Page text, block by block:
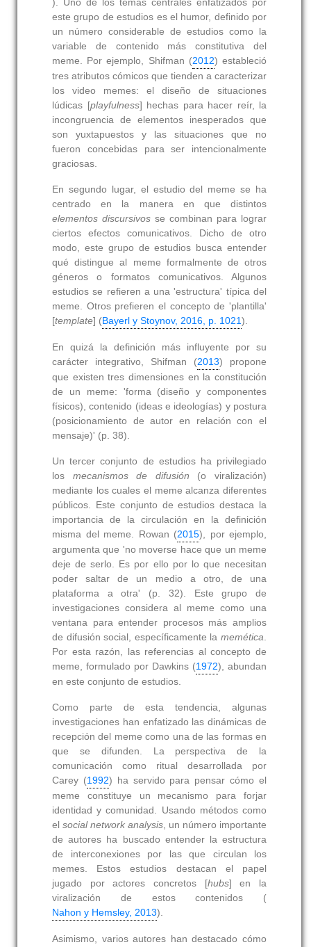
este grupo de estudios es el humor, definido por
un número considerable de estudios como la
variable de contenido más constitutiva del
meme. Por ejemplo, Shifman (2012) estableció
tres atributos cómicos que tienden a caracterizar
los video memes: el diseño de situaciones
lúdicas [playfulness] hechas para hacer reír, la
incongruencia de elementos inesperados que
son yuxtapuestos y las situaciones que no
fueron concebidas para ser intencionalmente
graciosas.
En segundo lugar, el estudio del meme se ha
centrado en la manera en que distintos
elementos discursivos se combinan para lograr
ciertos efectos comunicativos. Dicho de otro
modo, este grupo de estudios busca entender
qué distingue al meme formalmente de otros
géneros o formatos comunicativos. Algunos
estudios se refieren a una 'estructura' típica del
meme. Otros prefieren el concepto de 'plantilla'
[template] (Bayerl y Stoynov, 2016, p. 1021).
En quizá la definición más influyente por su
carácter integrativo, Shifman (2013) propone
que existen tres dimensiones en la constitución
de un meme: 'forma (diseño y componentes
físicos), contenido (ideas e ideologías) y postura
(posicionamiento de autor en relación con el
mensaje)' (p. 38).
Un tercer conjunto de estudios ha privilegiado
los mecanismos de difusión (o viralización)
mediante los cuales el meme alcanza diferentes
públicos. Este conjunto de estudios destaca la
importancia de la circulación en la definición
misma del meme. Rowan (2015), por ejemplo,
argumenta que 'no moverse hace que un meme
deje de serlo. Es por ello por lo que necesitan
poder saltar de un medio a otro, de una
plataforma a otra' (p. 32). Este grupo de
investigaciones considera al meme como una
ventana para entender procesos más amplios
de difusión social, específicamente lamemética
Por esta razón, las referencias al concepto de
meme, formulado por Dawkins (1972), abundan
en este conjunto de estudios.
Como parte de esta tendencia, algunas
investigaciones han enfatizado las dinámicas de
recepción del meme como una de las formas en
que se difunden. La perspectiva de la
comunicación como ritual desarrollada por
Carey (1992) ha servido para pensar cómo el
meme constituye un mecanismo para forjar
identidad y comunidad. Usando métodos como
elsocial network analysis , un número importante
de autores ha buscado entender la estructura
de interconexiones por las que circulan los
memes. Estos estudios destacan el papel
jugado por actores concretos [hubs] en la
viralización de estos contenidos (
Nahon y Hemsley, 2013).
Asimismo, varios autores han destacado cómo